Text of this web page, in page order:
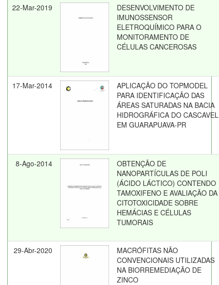
22-Mar-2019
DESENVOLVIMENTO DE
IMUNOSSENSOR
ELETROQUÍMICO PARA O
MONITORAMENTO DE
CÉLULAS CANCEROSAS
17-Mar-2014
APLICAÇÃO DO TOPMODEL
PARA IDENTIFICAÇÃO DAS
ÁREAS SATURADAS NA BACIA
HIDROGRÁFICA DO CASCAVEL
EM GUARAPUAVA-PR
8-Ago-2014
OBTENÇÃO DE
NANOPARTÍCULAS DE POLI
(ÁCIDO LÁCTICO) CONTENDO
TAMOXIFENO E AVALIAÇÃO DA
CITOTOXICIDADE SOBRE
HEMÁCIAS E CÉLULAS
TUMORAIS
29-Abr-2020
MACRÓFITAS NÃO
CONVENCIONAIS UTILIZADAS
NA BIORREMEDIAÇÃO DE
ZINCO